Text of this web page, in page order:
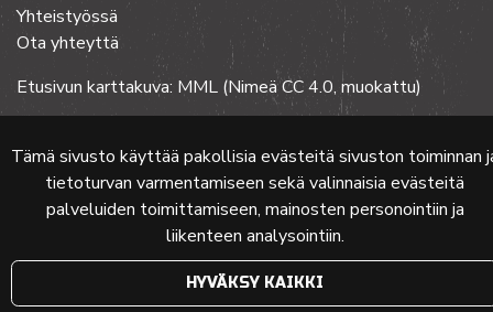
Tämä sivusto käyttää pakollisia evästeitä sivuston toiminnan
tietoturvan varmentamiseen sekä valinnaisia evästeitä
palveluiden toimittamiseen, mainosten personointiin ja
liikenteen analysointiin.
HYVÄKSY KAIKKI
Yhteistyössä
Ota yhteyttä
Etusivun karttakuva: MML (Nimeä CC 4.0, muokattu)
© 2024 PKMT | VerkkosivuatFlow Oy